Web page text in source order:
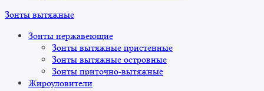
Зонты вытяжные
Зонты нержавеющие
Зонты вытяжные пристенные
Зонты вытяжные островные
Зонты приточно-вытяжные
Жироуловители